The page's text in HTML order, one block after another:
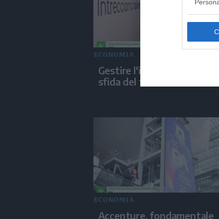
ECONOMIA
Gestire l'invenduto, la
sfida del tessile biellese
ECONOMIA
Accenture, fondamentale